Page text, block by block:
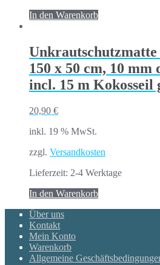
In den Warenkorb
Unkrautschutzmatte
150 x 50 cm, 10 mm
incl. 15 m Kokosseil
20,90 €
inkl. 19 % MwSt.
zzgl. Versandkosten
Lieferzeit: 2-4 Werktage
In den Warenkorb
Über uns
Kontakt
Mein Konto
Warenkorb
Allgemeine